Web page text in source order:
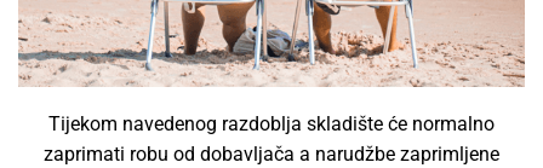
Tijekom navedenog razdoblja skladište će normalno
zaprimati robu od dobavljača a narudžbe zaprimljene
Fluorescentne cijevi (0)
InfraRed žarulje (0)
UV žarulje (0)
Xenon žarulje
Žarulje za projektore (0)